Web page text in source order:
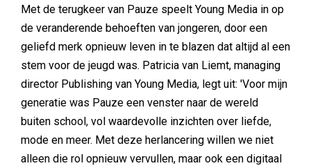
Met de terugkeer van Pauze speelt Young Media in op
de veranderende behoeften van jongeren, door een
geliefd merk opnieuw leven in te blazen dat altijd al een
stem voor de jeugd was. Patricia van Liemt, managing
director Publishing van Young Media, legt uit: 'Voor mijn
generatie was Pauze een venster naar de wereld
buiten school, vol waardevolle inzichten over liefde,
mode en meer. Met deze herlancering willen we niet
alleen die rol opnieuw vervullen, maar ook een digitaal